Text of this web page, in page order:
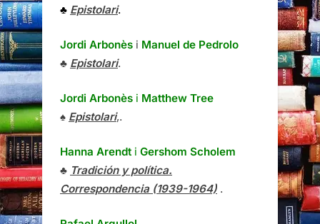
♣ Epistolari.
Jordi Arbonès i Manuel de Pedrolo
♣ Epistolari.
Jordi Arbonès i Matthew Tree
♠ Epistolari,.
Hanna Arendt i Gershom Scholem
♣ Tradición y política.
Correspondencia (1939-1964) .